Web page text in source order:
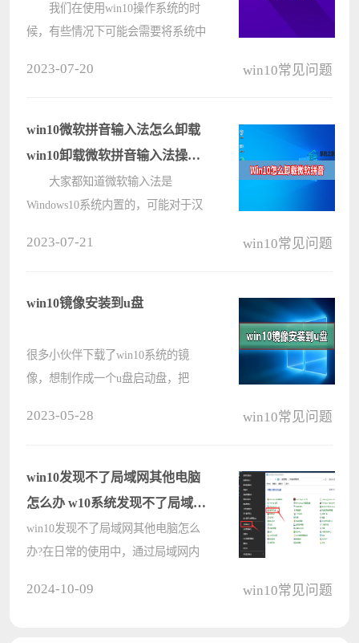
教程
我们在使用win10操作系统的时
候，有些情况下可能会需要将系统中
言包勾选取消然后删除即可。
win????
2023-07-20 win10常见问题
win10微软拼音输入法怎么卸载
win10卸载微软拼音输入法操作
教程
大家都知道微软输入法是
Windows10系统内置的，可能对于汉
么win10微软拼音输入法怎么卸载？
2023-07-21 win10常见问题
win10镜像安装到u盘
很多小伙伴下载了win10系统的镜
像，想制作成一个u盘启动盘，把
具体的解决方法下面一起来看看吧。
????
2023-05-28 win10常见问题
win10发现不了局域网其他电脑
怎么办 w10系统发现不了局域网
的其它系统
win10发现不了局域网其他电脑怎么
办?在日常的使用中，通过局域网内
2024-10-09 win10常见问题